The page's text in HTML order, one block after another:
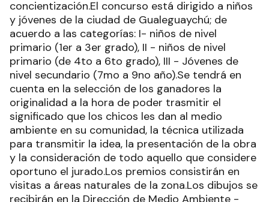
concientización.El concurso está dirigido a niños
y jóvenes de la ciudad de Gualeguaychú; de
acuerdo a las categorías: I- niños de nivel
primario (1er a 3er grado), II - niños de nivel
primario (de 4to a 6to grado), III - Jóvenes de
nivel secundario (7mo a 9no año).Se tendrá en
cuenta en la selección de los ganadores la
originalidad a la hora de poder trasmitir el
significado que los chicos les dan al medio
ambiente en su comunidad, la técnica utilizada
para transmitir la idea, la presentación de la obra
y la consideración de todo aquello que considere
oportuno el jurado.Los premios consistirán en
visitas a áreas naturales de la zona.Los dibujos se
recibirán en la Dirección de Medio Ambiente -